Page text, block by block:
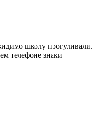
школу прогуливали.
телефоне знаки